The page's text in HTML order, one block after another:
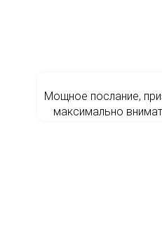
Мощное послание,
максимально